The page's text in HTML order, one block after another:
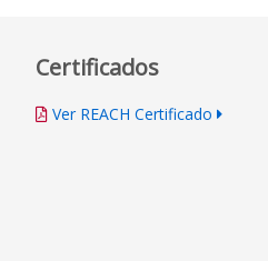
Certificados
Ver REACH Certificado